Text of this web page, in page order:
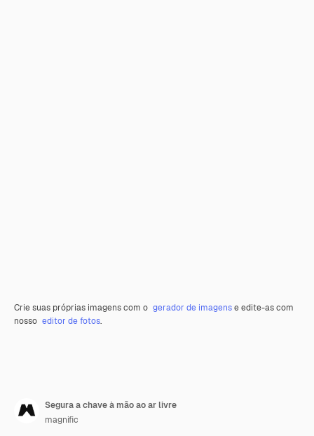
Crie suas próprias imagens com o gerador de imagense edite-as com
nosso editor de fotos.
Segura a chave à mão ao ar livre
magnific